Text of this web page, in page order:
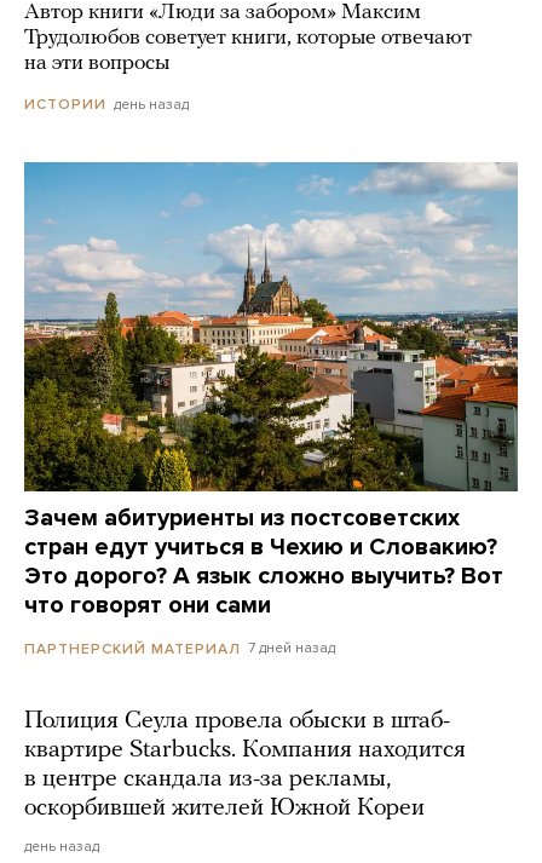
Автор книги «Люди за забором» Максим
Трудолюбов советует книги, которые отвечают
на эти вопросы
ИСТОРИИ день назад
Зачем абитуриенты из постсоветских
стран едут учиться в Чехию и Словакию?
Это дорого? А язык сложно выучить? Вот
что говорят они сами
ПАРТНЕРСКИЙ МАТЕРИАЛ 7 дней назад
Полиция Сеула провела обыски в штаб-
квартире Starbucks. Компания находится
в центре скандала из-за рекламы,
оскорбившей жителей Южной Кореи
день назад